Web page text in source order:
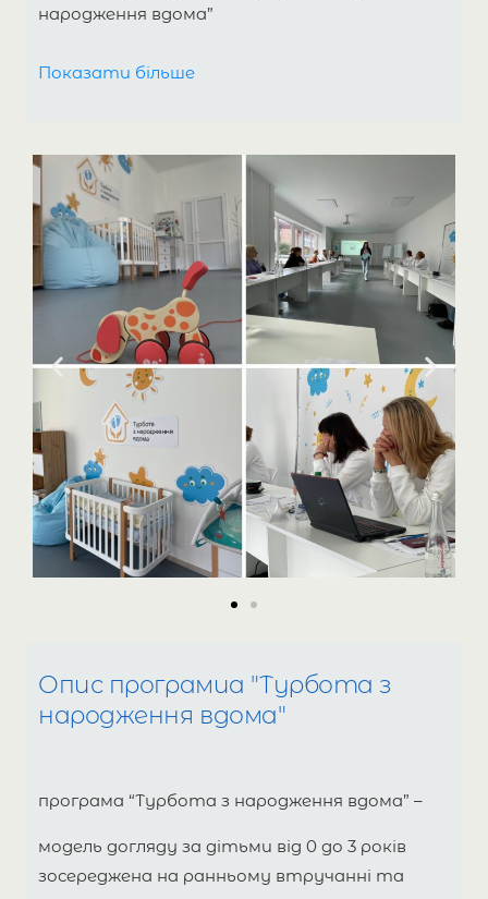
народження вдома”
забезпечуючи кожній дитині доступ до
медичних послуг. Перший центр було
відкрито у Житомирі, що стало відправною
точкою для розширення проєкту на інші
регіони України. Сьогодні наша модель
працює по всій країні, покращуючи життя
родин.
Показати більше
Опис програмиа "Турбота з
народження вдома"
програма “Турбота з народження вдома” –
модель догляду за дітьми від 0 до 3 років
зосереджена на ранньому втручанні та